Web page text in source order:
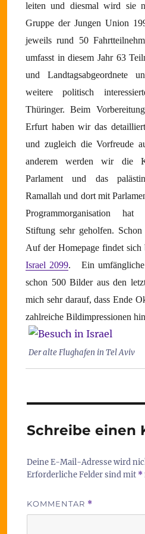
leiten und diesmal wird sie
Gruppe der Jungen Union
jeweils rund 50
umfasst in diesem Jahr 63
und Landtagsabgeordnete
weitere politisch
Thüringer. Beim
Erfurt haben wir das
und zugleich die Vorfreude
anderem werden wir die
Parlament und das
Ramallah und dort mit
Programmorganisation hat
Stiftung sehr geholfen.
Auf der Homepage findet sich
Israel 2099.
Ein
schon 500 Bilder aus den
mich sehr darauf, dass Ende
zahlreiche Bildimpressionen
Der alte Flughafen in Tel Aviv
Schreibe einen
Deine E-Mail-Adresse wird
Erforderliche Felder sind mit *
KOMMENTAR *